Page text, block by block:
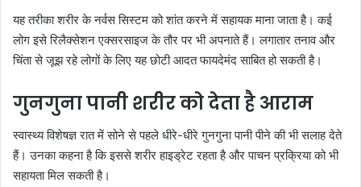
यह तरीका शरीर के नर्वस सिस्टम को शांत करने में सहायक माना जाता है। कई
लोग इसे रिलैक्सेशन एक्सरसाइज के तौर पर भी अपनाते हैं। लगातार तनाव और
चिंता से जूझ रहे लोगों के लिए यह छोटी आदत फायदेमंद साबित हो सकती है।
गुनगुना पानी शरीर को देता है आराम
स्वास्थ्य विशेषज्ञ रात में सोने से पहले धीरे-धीरे गुनगुना पानी पीने की भी सलाह देते
हैं। उनका कहना है कि इससे शरीर हाइड्रेट रहता है और पाचन प्रक्रिया को भी
सहायता मिल सकती है।